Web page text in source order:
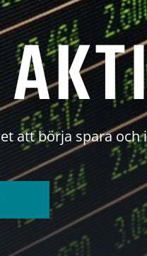
att börja spara och